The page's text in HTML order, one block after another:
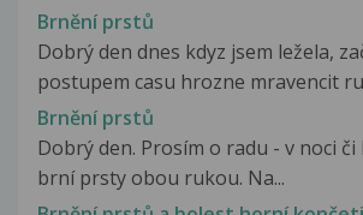
Brnění prstů
Dobrý den dnes kdyz jsem ležela,
postupem casu hrozne mravencit
Brnění prstů
Dobrý den. Prosím o radu - v noci
brní prsty obou rukou. Na...